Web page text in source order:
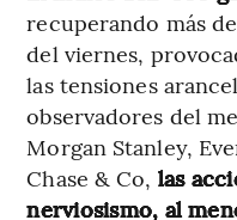
recuperando más
del viernes,
las tensiones
observadores del
Morgan Stanley,
Chase & Co, las
nerviosismo, al